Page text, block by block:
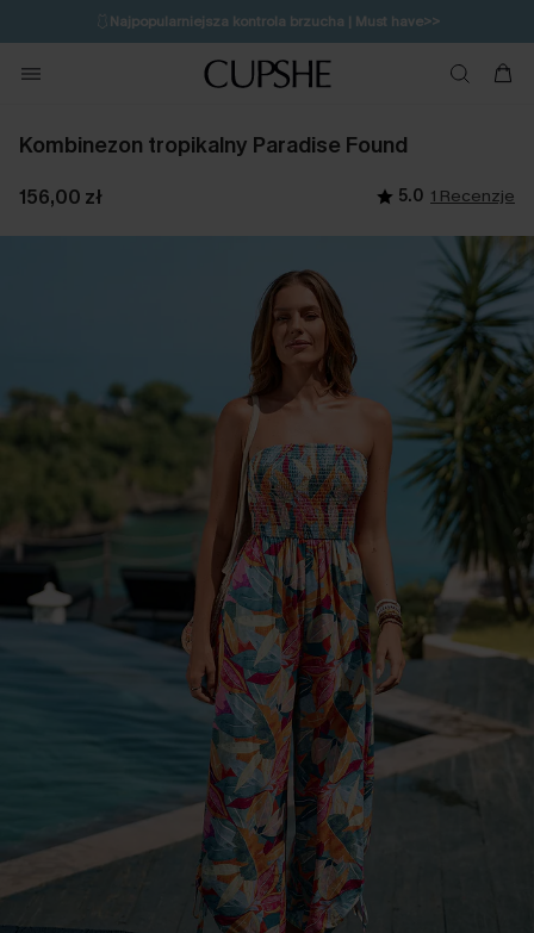
🩱Najpopularniejsza kontrola brzucha | Must have>>
🔥OSTATNIA SZANSA | Do 50% rabatu>>
💌Zapisz się i zyskaj do 20% rabatu>>
Kombinezon tropikalny Paradise Found
156,00 zł 5.0 1 Recenzje